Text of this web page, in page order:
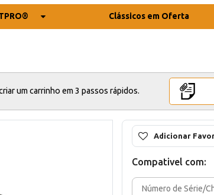
Clássicos em Oferta
um carrinho em 3 passos rápidos.
Adicionar
Compativel com: